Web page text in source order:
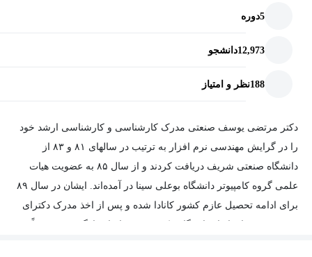
5دوره
12,973دانشجو
188نظر و امتیاز
دکتر مرتضی یوسف صنعتی مدرک کارشناسی و کارشناسی ارشد خود
را در گرایش مهندسی نرم افزار به ترتیب در سالهای ۸۱ و ۸۳ از
دانشگاه صنعتی شریف دریافت کردند و از سال ۸۵ به عضویت هیات
علمی گروه کامپیوتر دانشگاه بوعلی سینا در آمده‌اند. ایشان در سال ۸۹
برای ادامه تحصیل عازم کشور کانادا شده و پس از اخذ مدرک دکترای